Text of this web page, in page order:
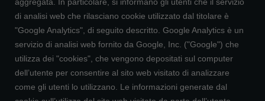
di analisi web che rilasciano cookie utilizzato dal titolare è
"Google Analytics", di seguito descritto. Google Analytics è un
servizio di analisi web fornito da Google, Inc. ("Google") che
utilizza dei "cookies", che vengono depositati sul computer
dell’utente per consentire al sito web visitato di analizzare
come gli utenti lo utilizzano. Le informazioni generate dal